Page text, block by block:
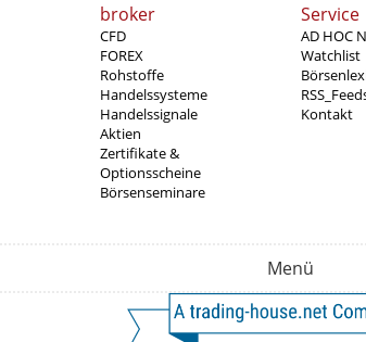
broker
CFD
FOREX
Rohstoffe
Handelssysteme
Handelssignale
Aktien
Zertifikate &
Optionsscheine
Börsenseminare
Service
AD HOC
Watchlist
Kontakt
Menü